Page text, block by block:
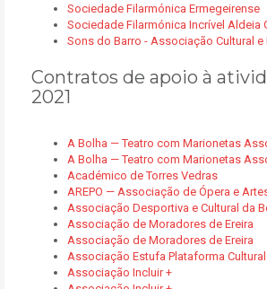
Sociedade Filarmónica Ermegeirense
Sociedade Filarmónica Incrível Aldeia
Sons do Barro - Associação Cultural e
Contratos de apoio à
2021
A Bolha — Teatro com Marionetas
A Bolha — Teatro com Marionetas
Académico de Torres Vedras
AREPO — Associação de Ópera e
Associação Desportiva e Cultural da
Associação de Moradores de Ereira
Associação de Moradores de Ereira
Associação Estufa Plataforma Cultural
Associação Incluir +